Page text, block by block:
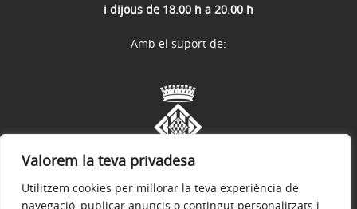
Valorem la teva privadesa
Utilitzem cookies per millorar la teva experiència de
navegació, publicar anuncis o contingut personalitzats i
i dijous de 18.00 h a 20.00 h
Amb el suport de: